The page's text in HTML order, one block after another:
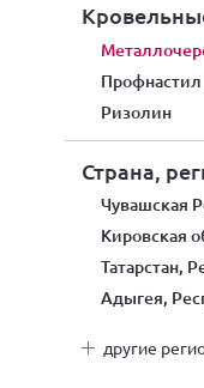
профнастил
ризолин
Страна,
Чувашская
Кировская
Татарстан,
Адыгея,
другие